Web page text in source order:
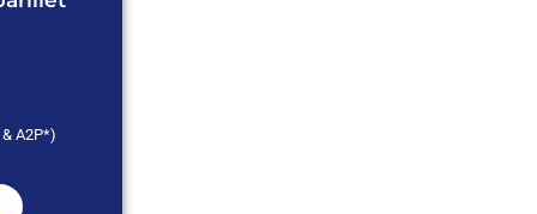
A2P*)